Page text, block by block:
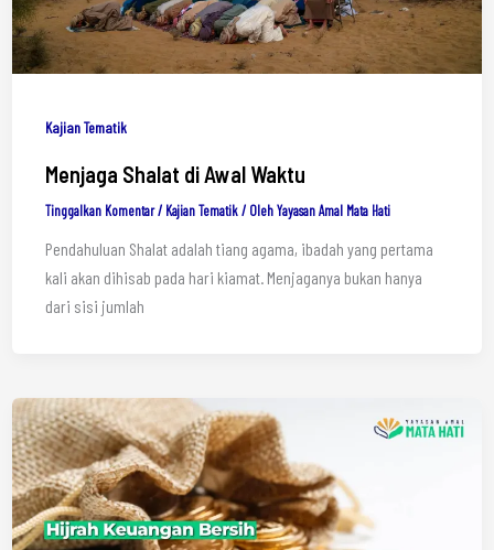
Kajian Tematik
Menjaga Shalat di Awal Waktu
Tinggalkan Komentar / Kajian Tematik/ OlehYayasan Amal Mata Hati
Pendahuluan Shalat adalah tiang agama, ibadah yang pertama
kali akan dihisab pada hari kiamat. Menjaganya bukan hanya
dari sisi jumlah